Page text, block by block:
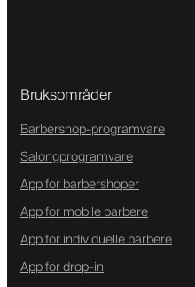
Bruksområder
Barbershop-programvare
Salongprogramvare
App for barbershoper
App for mobile barbere
App for individuelle barbere
App for drop-in